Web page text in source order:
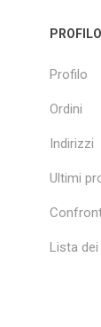
PROFILO
Profilo
Ordini
Indirizzi
Ultimi
Lista